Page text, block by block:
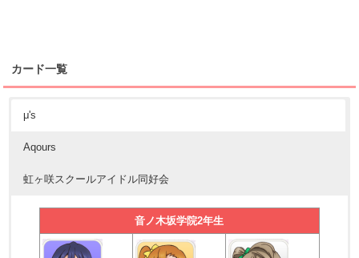
カード一覧
μ's
Aqours
虹ヶ咲スクールアイドル同好会
音ノ木坂学院2年生